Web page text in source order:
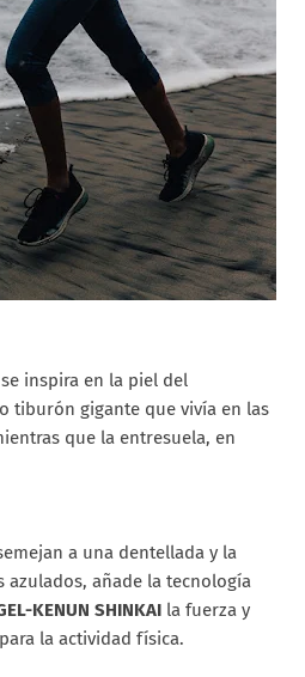
inspira en la piel del
tiburón gigante que vivía en las
que la entresuela, en
a una dentellada y la
añade la tecnología
KENUN SHINKAI la fuerza y
la actividad física.